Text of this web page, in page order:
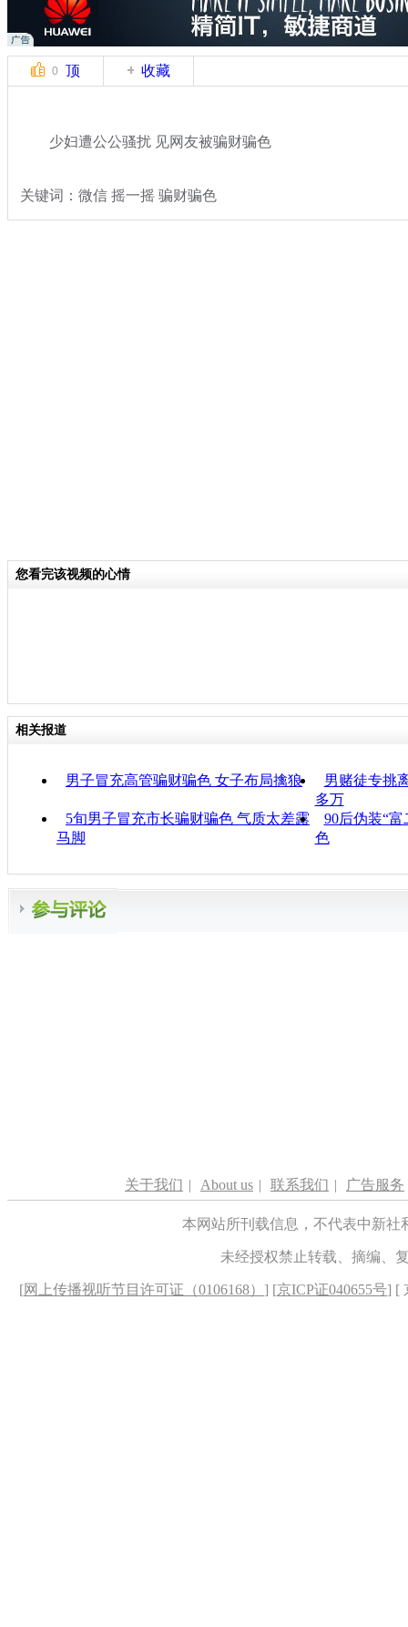
0 顶 收藏
少妇遭公公骚扰 见网友被骗财骗色
关键词：微信 摇一摇 骗财骗色
您看完该视频的心情
相关报道
男子冒充高管骗财骗色 女子布局擒狼
男赌徒专挑
多万
5旬男子冒充市长骗财骗色 气质太差露
马脚
90后伪装“富
色
关于我们 | About us | 联系我们 | 广告服务
本网站所刊载信息，不代表中新
未经授权禁止转载、摘编、
[网上传播视听节目许可证（0106168） ] [京ICP证040655号] [